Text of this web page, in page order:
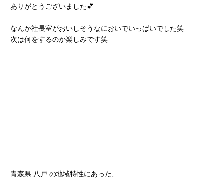
ありがとうございました💕
なんか社長室がおいしそうなにおいでいっぱいでした笑
次は何をするのか楽しみです笑
青森県 八戸 の地域特性にあった、